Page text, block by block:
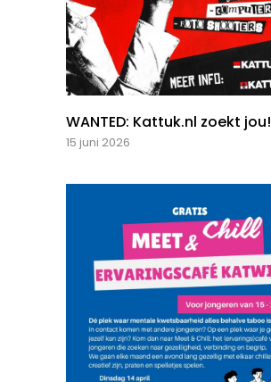
WANTED: Kattuk.nl zoekt jou!
15 juni 2026